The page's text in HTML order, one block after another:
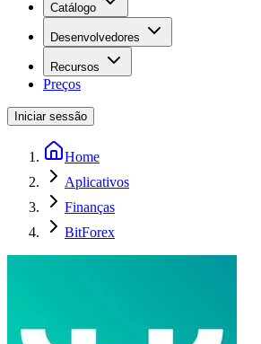
Catálogo
Desenvolvedores
Recursos
Preços
Iniciar sessão
Home
Aplicativos
Finanças
BitForex